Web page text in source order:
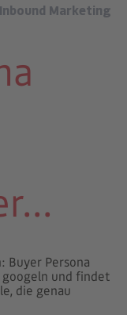
Inbound Marketing
Buyer Persona
googeln und findet
die genau